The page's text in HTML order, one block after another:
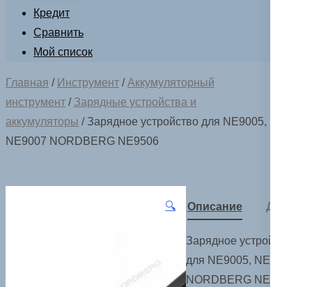
Кредит
Сравнить
Мой список
Главная / Инструмент /Аккумуляторный
инструмент / Зарядные устройства и
аккумуляторы / Зарядное устройство для NE9005,
NE9007 NORDBERG NE9506
🔍 Описание Детали
Зарядное устройство
для NE9005, NE9007
NORDBERG NE9506